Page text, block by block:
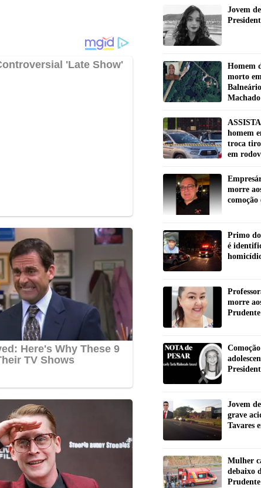
Jovem
Homem
morto
Machado
homem
troca
em
morre
comoção
Primo
é
morre
Prudente
Jovem
grave
Tavares
Mulher
debaixo
Prudente